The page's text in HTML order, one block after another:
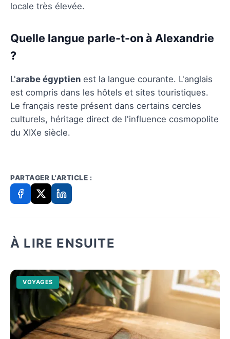
locale très élevée.
Quelle langue parle-t-on à Alexandrie
?
L'arabe égyptien est la langue courante. L'anglais
est compris dans les hôtels et sites touristiques.
Le français reste présent dans certains cercles
culturels, héritage direct de l'influence cosmopolite
du XIXe siècle.
PARTAGER L'ARTICLE :
À LIRE ENSUITE
VOYAGES